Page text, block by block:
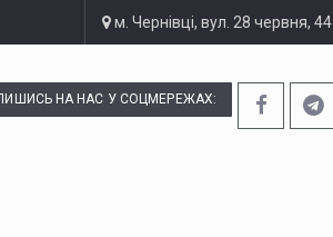
м. Чернівці, вул. 28 червня, 44
НА НАС У СОЦМЕРЕЖАХ: